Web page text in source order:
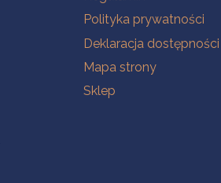
Polityka prywatności
Deklaracja dostępności
Mapa strony
Sklep